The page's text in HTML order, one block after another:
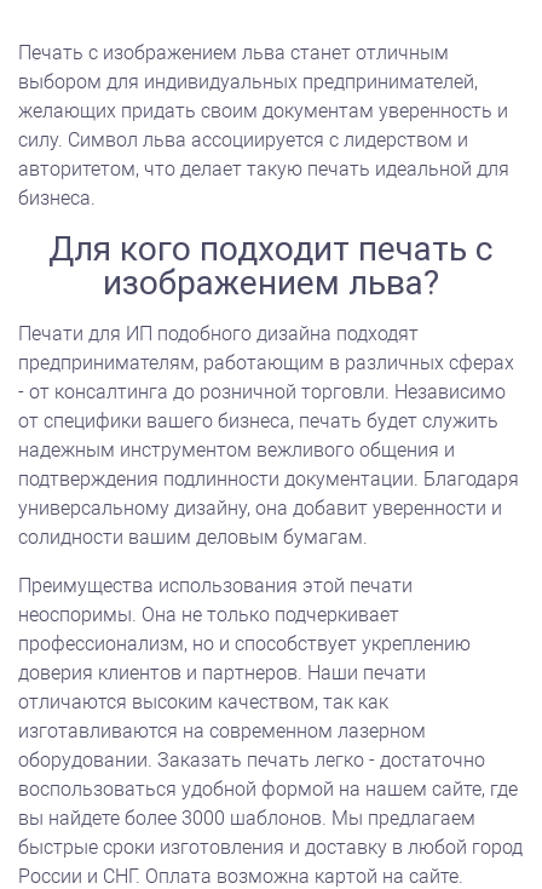
Печать с изображением льва станет отличным
выбором для индивидуальных предпринимателей,
желающих придать своим документам уверенность и
силу. Символ льва ассоциируется с лидерством и
авторитетом, что делает такую печать идеальной для
бизнеса.
Для кого подходит печать с
изображением льва?
Печати для ИП подобного дизайна подходят
предпринимателям, работающим в различных сферах
- от консалтинга до розничной торговли. Независимо
от специфики вашего бизнеса, печать будет служить
надежным инструментом вежливого общения и
подтверждения подлинности документации. Благодаря
универсальному дизайну, она добавит уверенности и
солидности вашим деловым бумагам.
Преимущества использования этой печати
неоспоримы. Она не только подчеркивает
профессионализм, но и способствует укреплению
доверия клиентов и партнеров. Наши печати
отличаются высоким качеством, так как
изготавливаются на современном лазерном
оборудовании. Заказать печать легко - достаточно
воспользоваться удобной формой на нашем сайте, где
вы найдете более 3000 шаблонов. Мы предлагаем
быстрые сроки изготовления и доставку в любой город
России и СНГ. Оплата возможна картой на сайте.